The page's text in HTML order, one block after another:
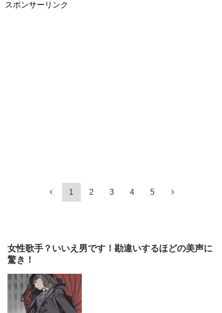
スポンサーリンク
1 2 3 4 5
女性歌手？いいえ男です！勘違いするほどの美声に
驚き！